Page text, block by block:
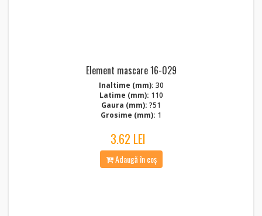
Element mascare 16-029
Inaltime (mm): 30
Latime (mm): 110
Gaura (mm): ?51
Grosime (mm): 1
3.62 LEI
Adaugă în coș